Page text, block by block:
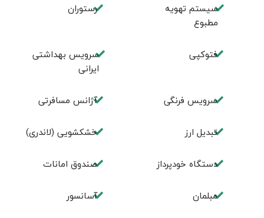
سیستم تهویه
مطبوع
رستوران
فتوکپی
سرویس بهداشتی
ایرانی
سرویس فرنگی آژانس مسافرتی
تبديل ارز خشکشویی (لاندری)
دستگاه خودپرداز صندوق امانات
مبلمان آسانسور